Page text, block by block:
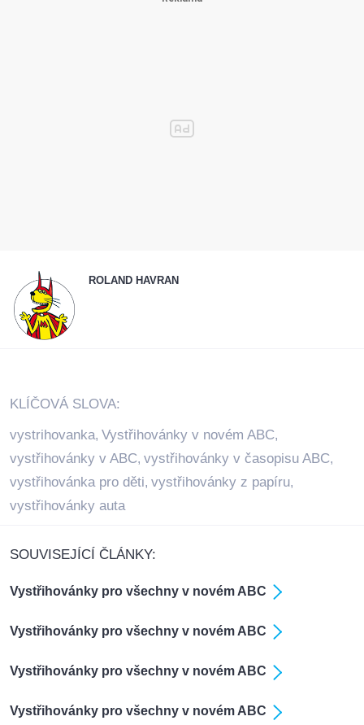
ROLAND HAVRAN
KLÍČOVÁ SLOVA:
vystrihovanka, Vystřihovánky v novém ABC,
vystřihovánky v ABC, vystřihovánky v časopisu ABC,
vystřihovánka pro děti, vystřihovánky z papíru,
vystřihovánky auta
SOUVISEJÍCÍ ČLÁNKY:
Vystřihovánky pro všechny v novém ABC
Vystřihovánky pro všechny v novém ABC
Vystřihovánky pro všechny v novém ABC
Vystřihovánky pro všechny v novém ABC